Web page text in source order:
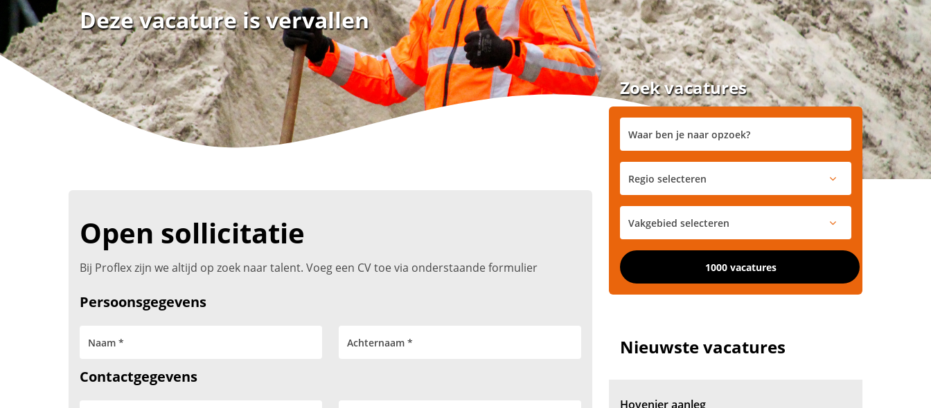
Deze vacature is vervallen
Open sollicitatie
Bij Proflex zijn we altijd op zoek naar talent. Voeg een CV toe via onderstaande formulier
Persoonsgegevens
Contactgegevens
Zoek vacatures
1000 vacatures
Nieuwste vacatures
Hovenier aanleg